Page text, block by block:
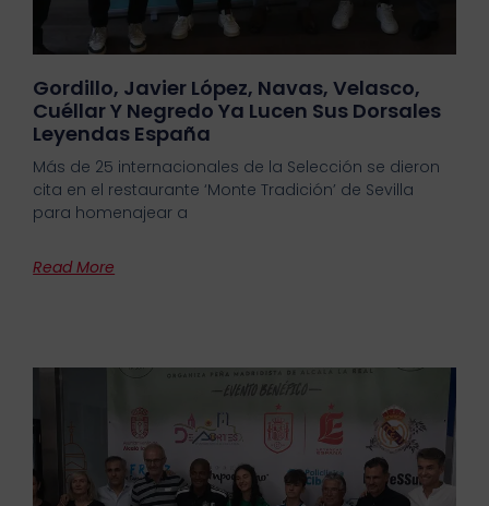
Gordillo, Javier López, Navas, Velasco,
Cuéllar Y Negredo Ya Lucen Sus Dorsales
Leyendas España
Más de 25 internacionales de la Selección se dieron
cita en el restaurante ‘Monte Tradición’ de Sevilla
para homenajear a
Read More